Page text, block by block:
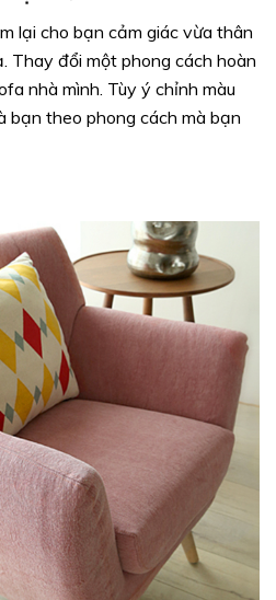
lại cho bạn cảm giác vừa thân
Thay đổi một phong cách hoàn
nhà mình. Tùy ý chỉnh màu
bạn theo phong cách mà bạn